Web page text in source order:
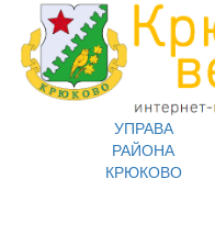
УПРАВА
РАЙОНА
КРЮКОВО